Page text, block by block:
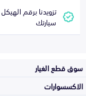
سيارتك
سوق قطع الغيار
الاكسسوارات